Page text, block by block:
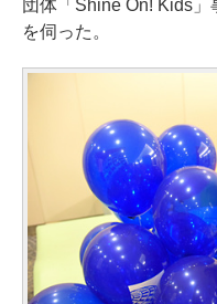
団体「Shine On! Kids
を伺った。